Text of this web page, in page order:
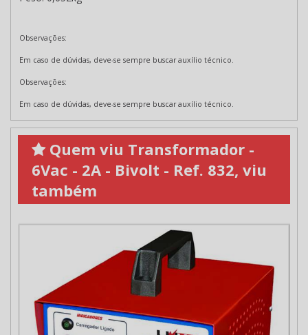
Observações:
Em caso de dúvidas, deve-se sempre buscar auxílio técnico.
Observações:
Em caso de dúvidas, deve-se sempre buscar auxílio técnico.
Quem viu Transformador -
6Vac - 2A - Bivolt - Ref. 832, viu
também